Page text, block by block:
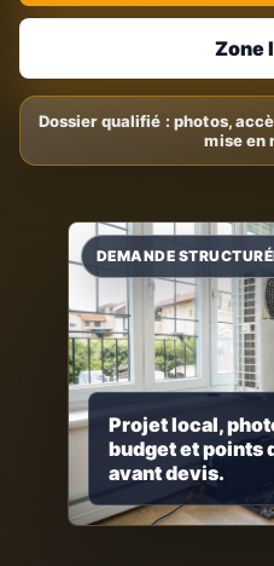
Zone
Projet local,
budget et points
avant devis.